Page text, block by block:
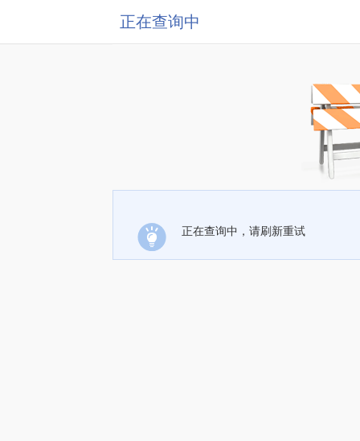
正在查询中
正在查询中，请刷新重试